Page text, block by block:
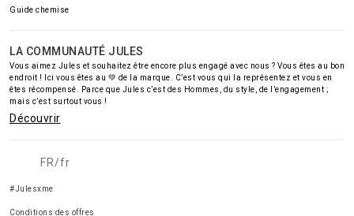
Guide chemise
LA COMMUNAUTÉ JULES
Vous aimez Jules et souhaitez être encore plus engagé avec nous ? Vous êtes au bon
endroit ! Ici vous êtes au 💚 de la marque. C’est vous qui la représentez et vous en
êtes récompensé. Parce que Jules c’est des Hommes, du style, de l’engagement ;
mais c’est surtout vous !
Découvrir
FR/fr
#Julesxme
Conditions des offres